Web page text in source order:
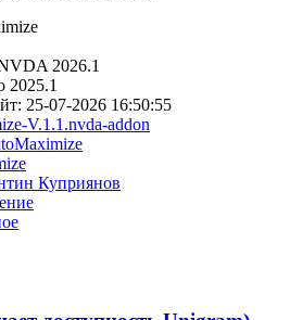
2026.1
2025.1
25-07-2026 16:50:55
V.1.1.nvda-addon
Куприянов